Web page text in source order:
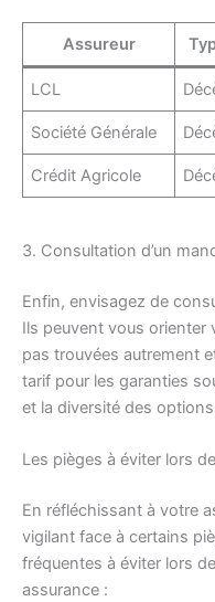
Assureur
LCL
Société Générale
Crédit Agricole
3. Consultation d’un
Enfin, envisagez de
Ils peuvent vous orienter
pas trouvées autrement
tarif pour les garanties
et la diversité des
Les pièges à éviter lors
En réfléchissant à votre
vigilant face à certains
fréquentes à éviter lors
assurance :